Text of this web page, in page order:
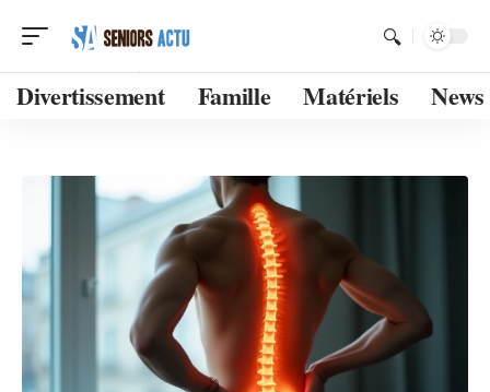
Divertissement Famille Matériels News